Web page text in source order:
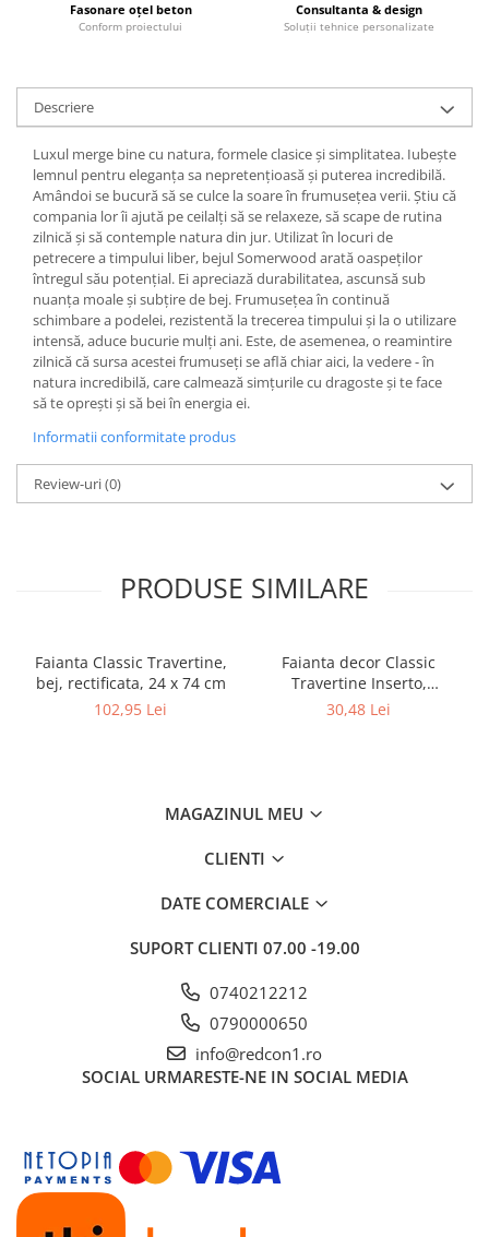
Fasonare oțel beton
Conform proiectului
Consultanta & design
Soluții tehnice personalizate
Descriere
Luxul merge bine cu natura, formele clasice și simplitatea. Iubește
lemnul pentru eleganța sa nepretențioasă și puterea incredibilă.
Amândoi se bucură să se culce la soare în frumusețea verii. Știu că
compania lor îi ajută pe ceilalți să se relaxeze, să scape de rutina
zilnică și să contemple natura din jur. Utilizat în locuri de
petrecere a timpului liber, bejul Somerwood arată oaspeților
întregul său potențial. Ei apreciază durabilitatea, ascunsă sub
nuanța moale și subțire de bej. Frumusețea în continuă
schimbare a podelei, rezistentă la trecerea timpului și la o utilizare
intensă, aduce bucurie mulți ani. Este, de asemenea, o reamintire
zilnică că sursa acestei frumuseți se află chiar aici, la vedere - în
natura incredibilă, care calmează simțurile cu dragoste și te face
să te oprești și să bei în energia ei.
Informatii conformitate produs
Review-uri(0)
PRODUSE SIMILARE
Faianta Classic Travertine,
bej, rectificata, 24 x 74 cm
102,95 Lei
Faianta decor Classic
Travertine Inserto,
rectificata, 24 x 74 cm
30,48 Lei
MAGAZINUL MEU
CLIENTI
DATE COMERCIALE
SUPORT CLIENTI 07.00 -19.00
0740212212
0790000650
info@redcon1.ro
SOCIAL URMARESTE-NE IN SOCIAL MEDIA